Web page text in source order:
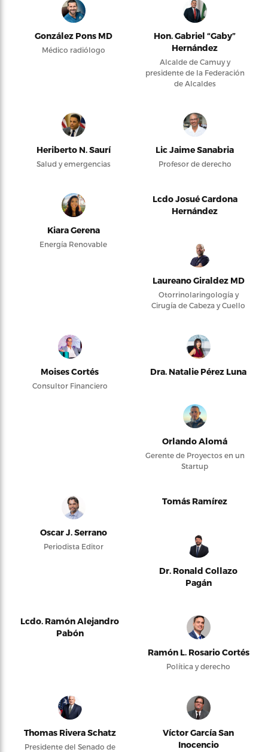
González Pons MD
Médico radiólogo
Hon. Gabriel “Gaby”
Hernández
Alcalde de Camuy y
presidente de la Federación
de Alcaldes
Heriberto N. Saurí
Salud y emergencias
Lic Jaime Sanabria
Profesor de derecho
Kiara Gerena
Energía Renovable
Lcdo Josué Cardona
Hernández
Laureano Giraldez MD
Otorrinolaringología y
Cirugía de Cabeza y Cuello
Moises Cortés
Consultor Financiero
Dra. Natalie Pérez Luna
Orlando Alomá
Gerente de Proyectos en un
Startup
Oscar J. Serrano
Periodista Editor
Tomás Ramírez
Dr. Ronald Collazo
Pagán
Lcdo. Ramón Alejandro
Pabón
Ramón L. Rosario Cortés
Política y derecho
Thomas Rivera Schatz
Presidente del Senado de
Víctor García San
Inocencio